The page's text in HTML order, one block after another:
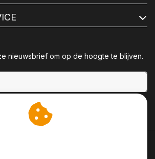
nieuwsbrief om op de hoogte te blijven.